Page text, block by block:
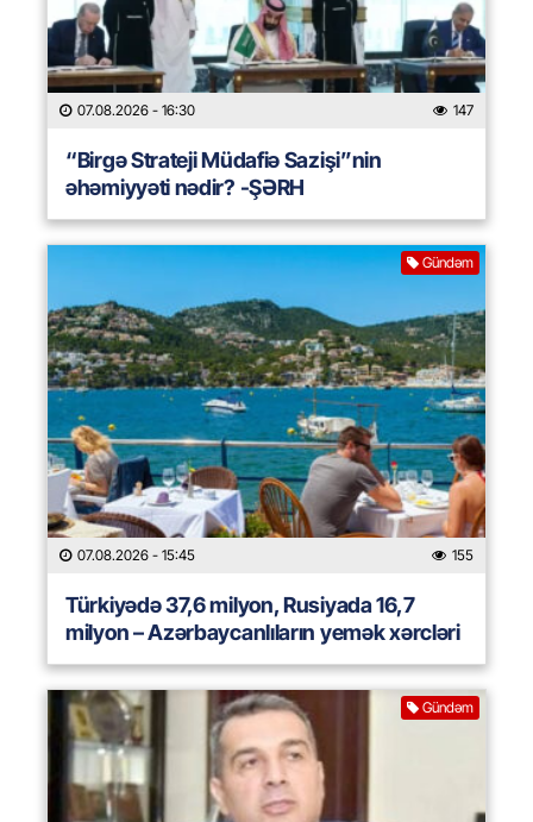
07.08.2026 - 16:30 147
“Birgə Strateji Müdafiə Sazişi”nin
əhəmiyyəti nədir? -ŞƏRH
Gündəm
07.08.2026 - 15:45 155
Türkiyədə 37,6 milyon, Rusiyada 16,7
milyon – Azərbaycanlıların yemək xərcləri
Gündəm